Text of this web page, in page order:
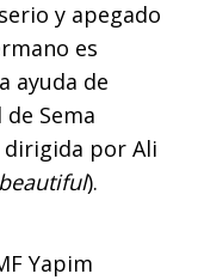
y apegado
es
ayuda de
Sema
dirigida por Ali
).
Yapim